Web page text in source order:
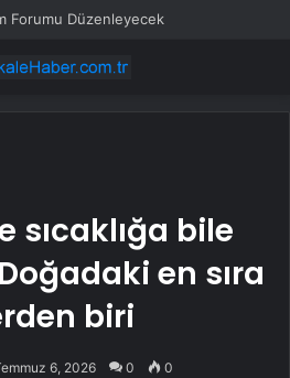
Forumu Düzenleyecek
sıcaklığa bile
en sıra
biri
6, 2026 0 0